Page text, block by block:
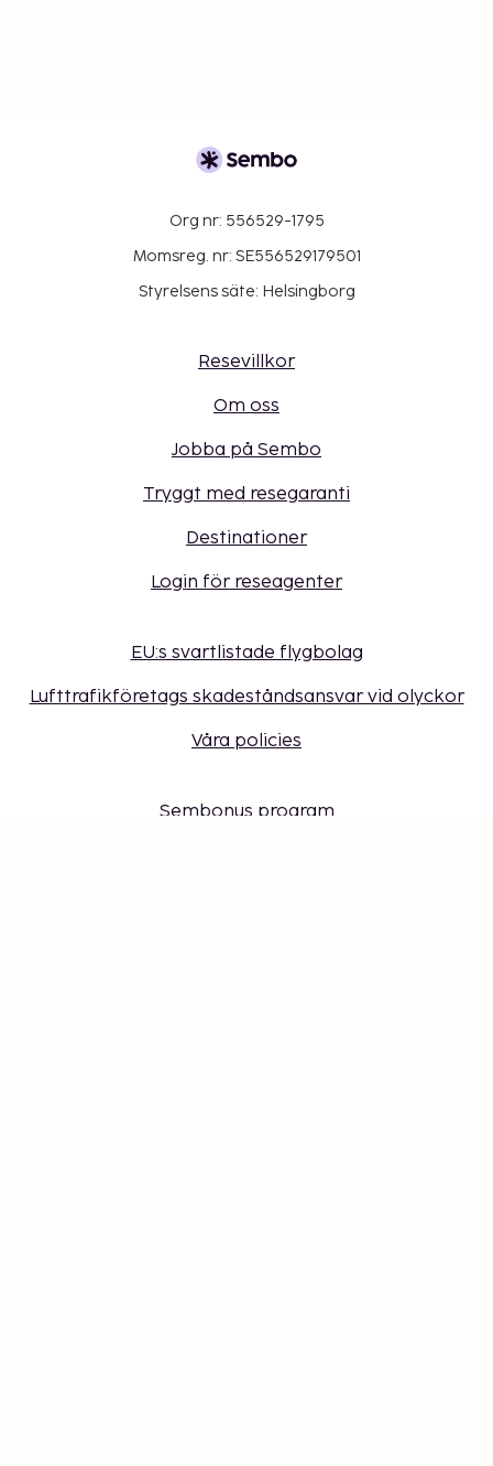
Org nr: 556529-1795
Momsreg. nr: SE556529179501
Styrelsens säte: Helsingborg
Resevillkor
Om oss
Jobba på Sembo
Tryggt med resegaranti
Destinationer
Login för reseagenter
EU:s svartlistade flygbolag
Lufttrafikföretags skadeståndsansvar vid olyckor
Våra policies
Sembonus program